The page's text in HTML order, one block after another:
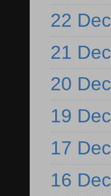
22 Dec
21 Dec
20 Dec
19 Dec
17 Dec
16 Dec